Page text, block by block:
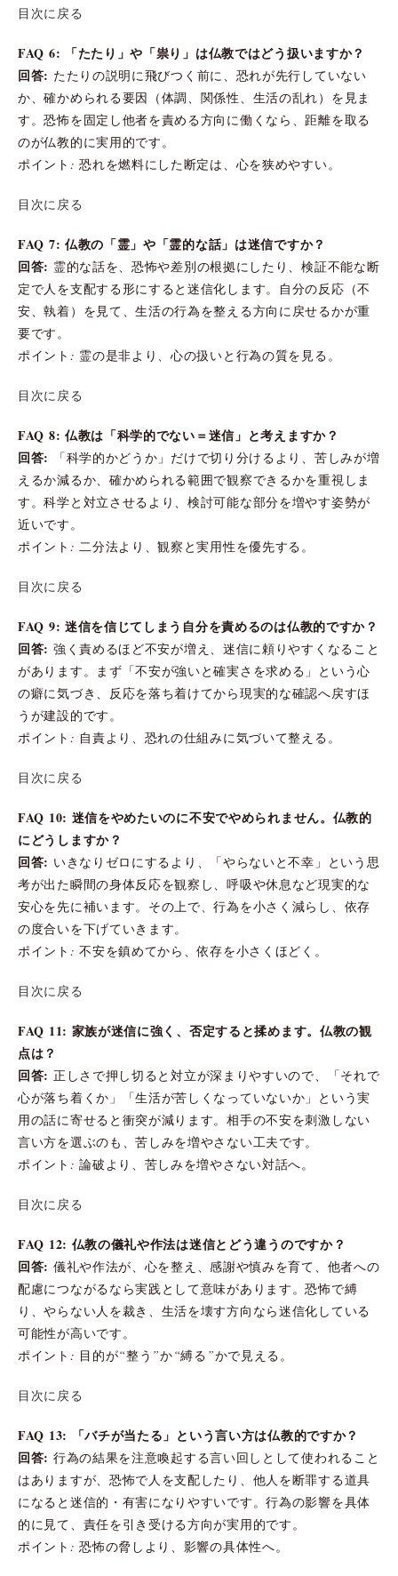
目次に戻る
FAQ 6: 「たたり」や「祟り」は仏教ではどう扱いますか？
回答: たたりの説明に飛びつく前に、恐れが先行していない
か、確かめられる要因（体調、関係性、生活の乱れ）を見ま
す。恐怖を固定し他者を責める方向に働くなら、距離を取る
のが仏教的に実用的です。
ポイント: 恐れを燃料にした断定は、心を狭めやすい。
目次に戻る
FAQ 7: 仏教の「霊」や「霊的な話」は迷信ですか？
回答: 霊的な話を、恐怖や差別の根拠にしたり、検証不能な断
定で人を支配する形にすると迷信化します。自分の反応（不
安、執着）を見て、生活の行為を整える方向に戻せるかが重
要です。
ポイント: 霊の是非より、心の扱いと行為の質を見る。
目次に戻る
FAQ 8: 仏教は「科学的でない＝迷信」と考えますか？
回答:
「科学的かどうか」だけで切り分けるより、苦しみが増
えるか減るか、確かめられる範囲で観察できるかを重視しま
す。科学と対立させるより、検討可能な部分を増やす姿勢が
近いです。
ポイント: 二分法より、観察と実用性を優先する。
目次に戻る
FAQ 9: 迷信を信じてしまう自分を責めるのは仏教的ですか？
回答: 強く責めるほど不安が増え、迷信に頼りやすくなること
があります。まず「不安が強いと確実さを求める」という心
の癖に気づき、反応を落ち着けてから現実的な確認へ戻すほ
うが建設的です。
ポイント: 自責より、恐れの仕組みに気づいて整える。
目次に戻る
FAQ 10: 迷信をやめたいのに不安でやめられません。仏教的
にどうしますか？
回答: いきなりゼロにするより、「やらないと不幸」という思
考が出た瞬間の身体反応を観察し、呼吸や休息など現実的な
安心を先に補います。その上で、行為を小さく減らし、依存
の度合いを下げていきます。
ポイント: 不安を鎮めてから、依存を小さくほどく。
目次に戻る
FAQ 11: 家族が迷信に強く、否定すると揉めます。仏教の観
点は？
回答: 正しさで押し切ると対立が深まりやすいので、「それで
心が落ち着くか」「生活が苦しくなっていないか」という実
用の話に寄せると衝突が減ります。相手の不安を刺激しない
言い方を選ぶのも、苦しみを増やさない工夫です。
ポイント: 論破より、苦しみを増やさない対話へ。
目次に戻る
FAQ 12: 仏教の儀礼や作法は迷信とどう違うのですか？
回答: 儀礼や作法が、心を整え、感謝や慎みを育て、他者への
配慮につながるなら実践として意味があります。恐怖で縛
り、やらない人を裁き、生活を壊す方向なら迷信化している
可能性が高いです。
ポイント: 目的が“整う”か“縛る”かで見える。
目次に戻る
FAQ 13: 「バチが当たる」という言い方は仏教的ですか？
回答: 行為の結果を注意喚起する言い回しとして使われること
はありますが、恐怖で人を支配したり、他人を断罪する道具
になると迷信的・有害になりやすいです。行為の影響を具体
的に見て、責任を引き受ける方向が実用的です。
ポイント: 恐怖の脅しより、影響の具体性へ。